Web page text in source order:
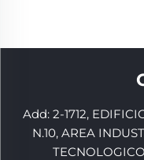
Add: 2-1712,
N.10, AREA